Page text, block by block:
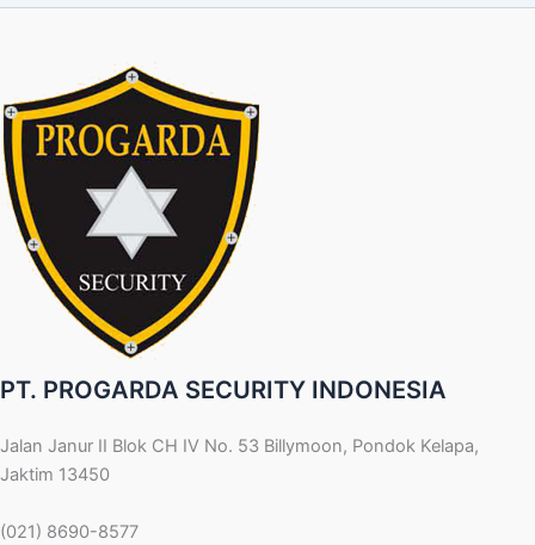
PT. PROGARDA SECURITY INDONESIA
Jalan Janur II Blok CH IV No. 53 Billymoon, Pondok Kelapa,
Jaktim 13450
(021) 8690-8577